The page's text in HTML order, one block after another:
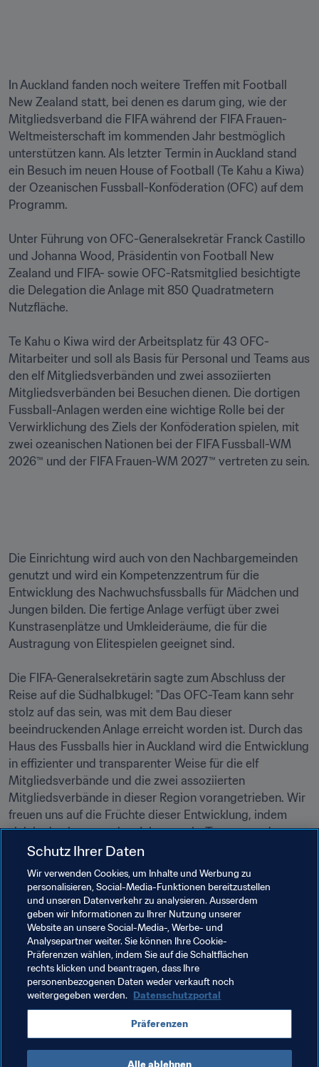
In Auckland fanden noch weitere Treffen mit Football
New Zealand statt, bei denen es darum ging, wie der
Mitgliedsverband die FIFA während der FIFA Frauen-
Weltmeisterschaft im kommenden Jahr bestmöglich
unterstützen kann. Als letzter Termin in Auckland stand
ein Besuch im neuen House of Football (Te Kahu a Kiwa)
der Ozeanischen Fussball-Konföderation (OFC) auf dem
Programm.
Unter Führung von OFC-Generalsekretär Franck Castillo
und Johanna Wood, Präsidentin von Football New
Zealand und FIFA- sowie OFC-Ratsmitglied besichtigte
die Delegation die Anlage mit 850 Quadratmetern
Nutzfläche.
Te Kahu o Kiwa wird der Arbeitsplatz für 43 OFC-
Mitarbeiter und soll als Basis für Personal und Teams aus
den elf Mitgliedsverbänden und zwei assoziierten
Mitgliedsverbänden bei Besuchen dienen. Die dortigen
Fussball-Anlagen werden eine wichtige Rolle bei der
Verwirklichung des Ziels der Konföderation spielen, mit
zwei ozeanischen Nationen bei der FIFA Fussball-WM
2026™ und der FIFA Frauen-WM 2027™ vertreten zu sein.
Die Einrichtung wird auch von den Nachbargemeinden
genutzt und wird ein Kompetenzzentrum für die
Entwicklung des Nachwuchsfussballs für Mädchen und
Jungen bilden. Die fertige Anlage verfügt über zwei
Kunstrasenplätze und Umkleideräume, die für die
Austragung von Elitespielen geeignet sind.
Die FIFA-Generalsekretärin sagte zum Abschluss der
Reise auf die Südhalbkugel: "Das OFC-Team kann sehr
stolz auf das sein, was mit dem Bau dieser
beeindruckenden Anlage erreicht worden ist. Durch das
Haus des Fussballs hier in Auckland wird die Entwicklung
in effizienter und transparenter Weise für die elf
Mitgliedsverbände und die zwei assoziierten
Mitgliedsverbände in dieser Region vorangetrieben. Wir
freuen uns auf die Früchte dieser Entwicklung, indem
sich in den kommenden Jahren mehr Teams aus der
Region für die FIFA Fussball-Weltmeisterschaften der
Männer und Frauen qualifizieren werden."
Verwandte Themen
Organisation Organisation
FIFA Frauen-Weltmeisterschaft Australien &
Neuseeland 2023™
New Zealand OFC
Schutz Ihrer Daten
Wir verwenden Cookies, um Inhalte und Werbung zu
personalisieren, Social-Media-Funktionen bereitzustellen
und unseren Datenverkehr zu analysieren. Ausserdem
geben wir Informationen zu Ihrer Nutzung unserer
Website an unsere Social-Media-, Werbe- und
Analysepartner weiter. Sie können Ihre Cookie-
Präferenzen wählen, indem Sie auf die Schaltflächen
rechts klicken und beantragen, dass Ihre
personenbezogenen Daten weder verkauft noch
weitergegeben werden. Datenschutzportal
Präferenzen
Alle ablehnen